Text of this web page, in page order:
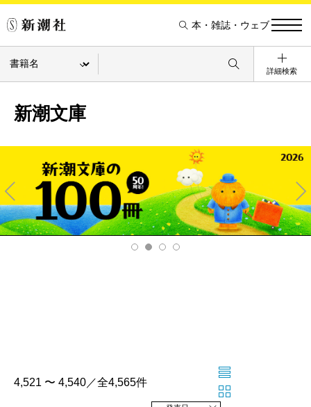
本・雑誌・ウェブ
詳細検索
新潮文庫
Pre
v
Ne
xt
4,521 〜 4,540／全4,565件